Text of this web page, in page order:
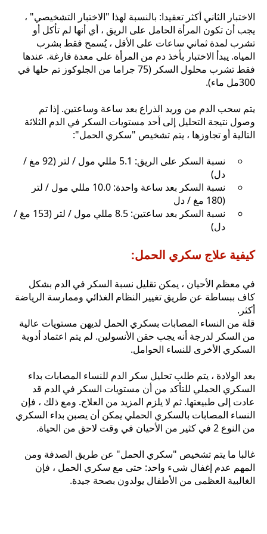
الاختبار الثاني أكثر تعقيدا: بالنسبة لهذا "الاختبار التشخيصي" ،
يجب أن تكون المرأة الحامل على الريق ، أي أنها لم تأكل أو
تشرب لمدة ثماني ساعات على الأقل ، يُسمح فقط بشرب
المياه. يبدأ الاختبار بأخذ دم من المرأة على معدة فارغة. عندها
فقط تشرب محلول السكر (75 جراما من الجلوكوز تم حلها في
300مل ماء).
يتم سحب الدم من وريد الذراع بعد ساعة وساعتين. إذا تم
وصول نتيجة التحليل إلى أحد مستويات السكر في الدم الثلاثة
التالية أو تجاوزها ، يتم تشخيص "سكري الحمل":
نسبة السكر على الريق: 5.1 مللي مول / لتر (92 مغ /
دل)
نسبة السكر بعد ساعة واحدة: 10.0 مللي مول / لتر
(180 مغ / دل
نسبة السكر بعد ساعتين: 8.5 مللي مول / لتر (153 مغ /
دل)
كيفية علاج سكري الحمل:
في معظم الأحيان ، يمكن تقليل نسبة السكر في الدم بشكل
كاف ببساطة عن طريق تغيير النظام الغذائي وممارسة الرياضة
أكثر.
قلة من النساء المصابات بسكري الحمل لديهن مستويات عالية
من السكر لدرجة أنه يجب حقن الأنسولين. لم يتم اعتماد أدوية
السكري الأخرى للنساء الحوامل.
بعد الولادة ، يتم طلب تحليل سكر الدم للنساء المصابات بداء
السكري الحملي للتأكد من أن مستويات السكر في الدم قد
عادت إلى طبيعتها. ثم لا يلزم المزيد من العلاج. ومع ذلك ، فإن
النساء المصابات بالسكري الحملي يمكن أن يصبن بداء السكري
من النوع 2 في كثير من الأحيان في وقت لاحق من الحياة.
غالبا ما يتم تشخيص "سكري الحمل" عن طريق الصدفة ومن
المهم عدم إغفال شيء واحد: حتى مع سكري الحمل ، فإن
الغالبية العظمى من الأطفال يولدون بصحة جيدة.